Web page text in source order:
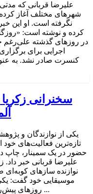
علیرضا قربانی که
شهرهای مختلف آغاز
نگرفته است. او این
کرده و نوشته است:
در روزهای گذشته علی‌رغم
اجرایی برای
کنسرت صادر نشد. به
سخنرانی
یکی از نوازندگان و
تازه‌ترین فعالیت‌های خود
حضور در یک سمینار، چاپ
علیرضا قربانی خبر
نوازنده سازهای
موسیقایی خود گفت:
روزهای پیش‌رو قرار است در آن حضور داشته ...